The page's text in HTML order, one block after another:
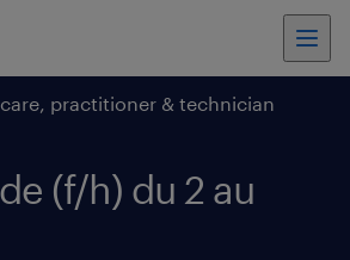
practitioner & technician
(f/h) du 2 au